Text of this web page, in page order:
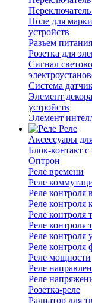
Поле для
устройств
Разъем питания
Розетка для
Сигнал
Система
Элемент
устройств
Элемент
Реле
Аксессуары
Блок-контакт
Оптрон
Реле времени
Реле
Реле контроля
Реле контроля
Реле контроля
Реле контроля
Реле контроля
Реле контроля
Реле мощности
Реле
Реле
Розетка-реле
Радиатор для